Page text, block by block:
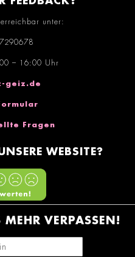
unter:
– 16:00 Uhr
geiz.de
Fragen
WEBSITE?
VERPASSEN!
E-Mail-Adresse eingeben